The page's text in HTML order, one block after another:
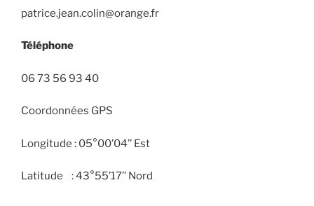
patrice.jean.colin@orange.fr
Téléphone
06 73 56 93 40
Coordonnées GPS
Longitude : 05°00’04’’ Est
Latitude : 43°55’17’’ Nord